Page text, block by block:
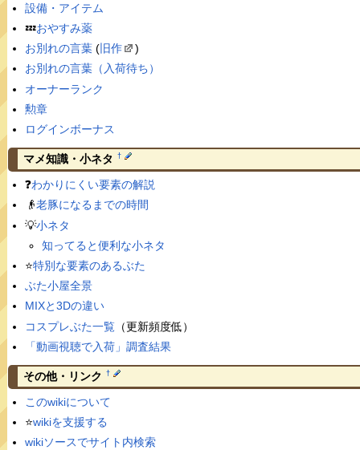
設備・アイテム
💤おやすみ薬
お別れの言葉(旧作
)
お別れの言葉（入荷待ち）
オーナーランク
勲章
ログインボーナス
マメ知識・小ネタ †
❓わかりにくい要素の解説
👴老豚になるまでの時間
💡小ネタ
知ってると便利な小ネタ
⭐️特別な要素のあるぶた
ぶた小屋全景
MIXと3Dの違い
コスプレぶた一覧（更新頻度低）
「動画視聴で入荷」調査結果
その他・リンク †
このwikiについて
⭐️wikiを支援する
wikiソースでサイト内検索